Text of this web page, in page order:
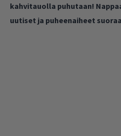
kahvitauolla puhutaan!
uutiset ja puheenaiheet